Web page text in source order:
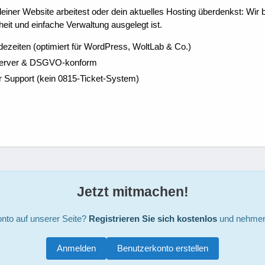
Website arbeitest oder dein aktuelles Hosting überdenkst:
und einfache Verwaltung ausgelegt ist.
(optimiert für WordPress, WoltLab & Co.)
& DSGVO-konform
(kein 0815-Ticket-System)
Jetzt mitmachen!
auf unserer Seite? Registrieren Sie sich kostenlosund
Benutzerkonto erstellen
Anmelden